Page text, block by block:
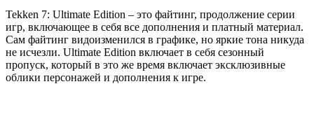
Tekken 7: Ultimate Edition – это файтинг, продолжение серии
игр, включающее в себя все дополнения и платный материал.
Сам файтинг видоизменился в графике, но яркие тона никуда
не исчезли. Ultimate Edition включает в себя сезонный
пропуск, который в это же время включает эксклюзивные
облики персонажей и дополнения к игре.